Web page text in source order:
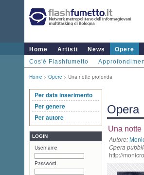
Home Artisti News Opere
Cos'è Flashfumetto
Home > Opere > Una notte profonda
Per data inserimento
Per genere
Per autore
LOGIN
Username
Password
Opera
Una notte
Autore:
Opera
http://